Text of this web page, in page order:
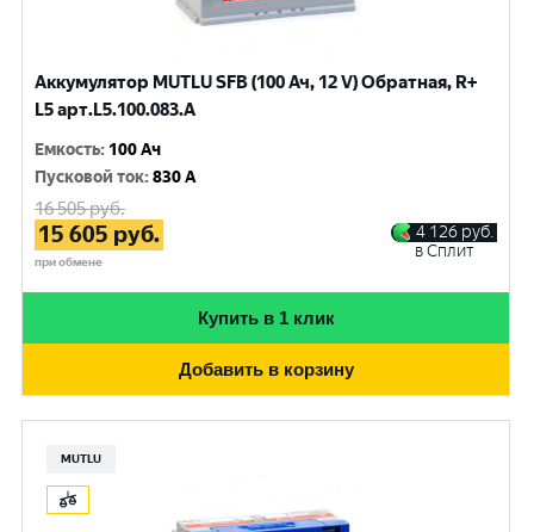
Аккумулятор MUTLU SFB (100 Ач, 12 V) Обратная, R+
L5 арт.L5.100.083.A
Емкость: 100 Ач
Пусковой ток:830 A
16 505руб.
15 605 руб.
при обмене
4 126 руб.
в Сплит
Купить в 1 клик
Добавить в корзину
MUTLU